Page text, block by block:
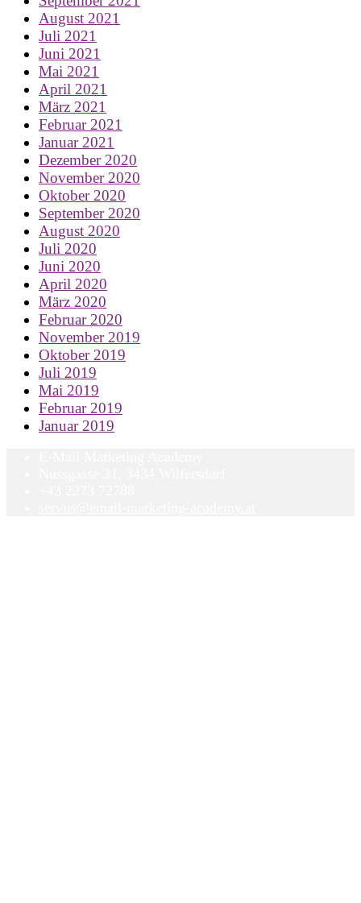
August 2021
Juli 2021
Juni 2021
Mai 2021
April 2021
März 2021
Februar 2021
Januar 2021
Dezember 2020
November 2020
Oktober 2020
September 2020
August 2020
Juli 2020
Juni 2020
April 2020
März 2020
Februar 2020
November 2019
Oktober 2019
Juli 2019
Mai 2019
Februar 2019
Januar 2019